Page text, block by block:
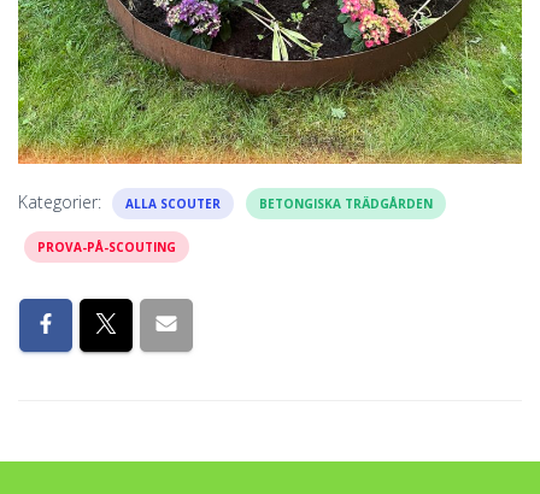
Kategorier: ALLA SCOUTER BETONGISKA TRÄDGÅRDEN
PROVA-PÅ-SCOUTING